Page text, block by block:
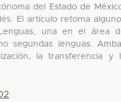
del Estado de
El artículo retoma
una en el área
segundas lenguas.
la transferencia y